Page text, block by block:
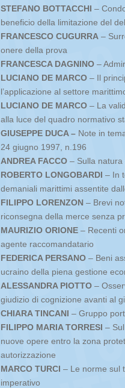
STEFANO BOTTACCHI –
beneficio della limitazione del
FRANCESCO CUGURRA –
onere della prova
FRANCESCA DAGNINO –
LUCIANO DE MARCO – Il
l’applicazione al settore
LUCIANO DE MARCO – La
alla luce del quadro normativo
GIUSEPPE DUCA – Note in
24 giugno 1997, n.196
ANDREA FACCO – Sulla natura
ROBERTO LONGOBARDI – In
demaniali marittimi assentite
FILIPPO LORENZON – Brevi
riconsegna della merce senza
MAURIZIO ORIONE – Recenti
agente raccomandatario
FEDERICA PERSANO – Beni
ucraino della piena gestione
ALESSANDRA PIOTTO –
giudizio di cognizione avanti al
CHIARA TINCANI – Gruppo
FILIPPO MARIA TORRESI –
nuove opere entro la zona
autorizzazione
MARCO TURCI – Le norme sul
imperativo